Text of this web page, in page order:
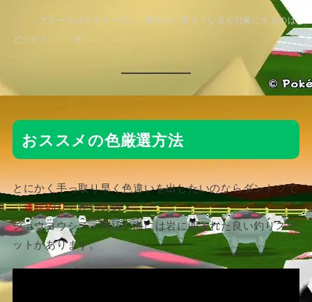
・・・アローラはテキトーだし、夏なのに寒そうな海も対象にするのは
どうかと・・・ｗ
おススメの色厳選方法
とにかく手っ取り早く色違いを出したいのならダントツで
『連続釣り』がおススメ。
ショウヨウシティ周辺の海には岩に囲まれた良い釣りスポ
ットがあります。